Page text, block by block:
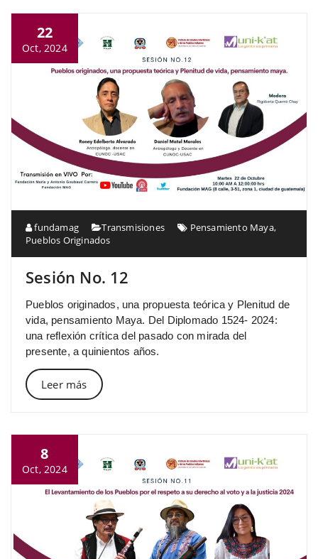
22
Oct, 2024
fundamag Transmisiones Pensamiento Maya,
Pueblos Originados
Sesión No. 12
Pueblos originados, una propuesta teórica y Plenitud de
vida, pensamiento Maya. Del Diplomado 1524- 2024:
una reflexión crítica del pasado con mirada del
presente, a quinientos años.
Leer más
8
Oct, 2024